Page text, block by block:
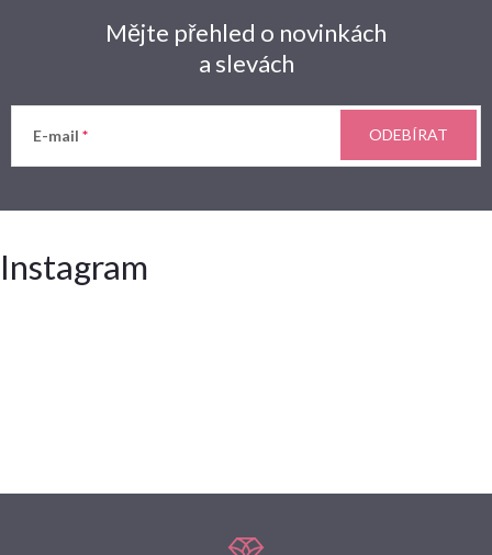
Mějte přehled o novinkách
a slevách
E-mail ODEBÍRAT
Instagram